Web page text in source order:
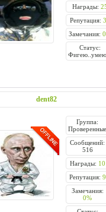
Награды:
Репутация:
Замечания:
Статус:
dent82
Группа:
Проверенные
Сообщений:
516
Награды: 10
Репутация: 9
Замечания:
0%